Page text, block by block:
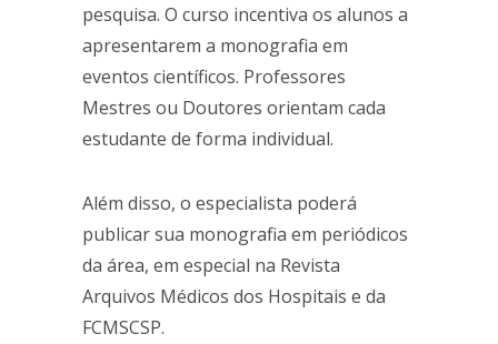
pesquisa. O curso incentiva os alunos a
apresentarem a monografia em
eventos científicos. Professores
Mestres ou Doutores orientam cada
estudante de forma individual.
Além disso, o especialista poderá
publicar sua monografia em periódicos
da área, em especial na Revista
Arquivos Médicos dos Hospitais e da
FCMSCSP.